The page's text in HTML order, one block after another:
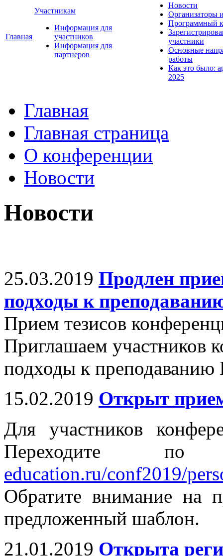
Главная
Участникам
Информация для
участников
Информация для
партнеров
Новости
Организаторы
Программный
участники
Основные
работы
Как это было:
2025
Главная
Главная страница
О конференции
Новости
Новости
25.03.2019 Продлен
подходы к
Прием тезисов
Приглашаем участников
подходы к
15.02.2019 Открыт
Для участников
Переходите
education.ru/conf2019/
Обратите внимание на
предложенный шаблон.
21.01.2019 Открыта